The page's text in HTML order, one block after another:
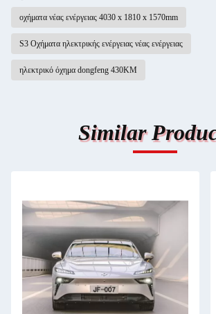
οχήματα νέας ενέργειας 4030 x 1810 x 1570mm
S3 Οχήματα ηλεκτρικής ενέργειας νέας ενέργειας
ηλεκτρικό όχημα dongfeng 430KM
Similar